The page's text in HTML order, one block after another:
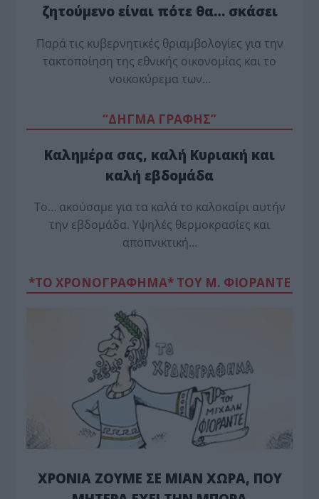
ζητούμενο είναι πότε θα… σκάσει
Παρά τις κυβερνητικές θριαμβολογίες για την
τακτοποίηση της εθνικής οικονομίας και το
νοικοκύρεμα των…
“ΔΗΓΜΑ ΓΡΑΦΗΣ”
Καλημέρα σας, καλή Κυριακή και
καλή εβδομάδα
Το… ακούσαμε για τα καλά το καλοκαίρι αυτήν
την εβδομάδα. Υψηλές θερμοκρασίες και
αποπνικτική…
*ΤΟ ΧΡΟΝΟΓΡΑΦΗΜΑ* ΤΟΥ Μ. ΦΙΟΡΆΝΤΕ
ΧΡΟΝΙΑ ΖΟΥΜΕ ΣΕ ΜΙΑΝ ΧΩΡΑ, ΠΟΥ